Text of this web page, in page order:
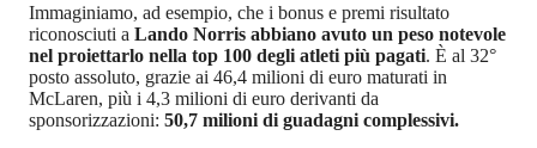
Immaginiamo, ad esempio, che i bonus e premi risultato
riconosciuti a Lando Norris abbiano avuto un peso notevole
nel proiettarlo nella top 100 degli atleti più pagati. È al 32°
posto assoluto, grazie ai 46,4 milioni di euro maturati in
McLaren, più i 4,3 milioni di euro derivanti da
sponsorizzazioni: 50,7 milioni di guadagni complessivi.